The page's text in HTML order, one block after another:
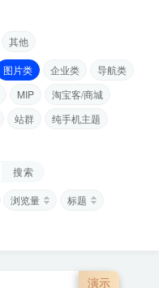
其他
图片类 企业类
导航类
MIP
淘宝客/商城
站群
纯手机主题
搜索
浏览量
标题
演示